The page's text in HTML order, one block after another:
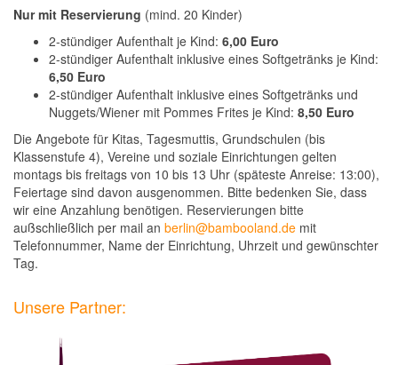
Nur mit Reservierung (mind. 20 Kinder)
2-stündiger Aufenthalt je Kind: 6,00 Euro
2-stündiger Aufenthalt inklusive eines Softgetränks je Kind:
6,50 Euro
2-stündiger Aufenthalt inklusive eines Softgetränks und
Nuggets/Wiener mit Pommes Frites je Kind: 8,50 Euro
Die Angebote für Kitas, Tagesmuttis, Grundschulen (bis
Klassenstufe 4), Vereine und soziale Einrichtungen gelten
montags bis freitags von 10 bis 13 Uhr (späteste Anreise: 13:00),
Feiertage sind davon ausgenommen. Bitte bedenken Sie, dass
wir eine Anzahlung benötigen. Reservierungen bitte
außschließlich per mail an berlin@bambooland.de mit
Telefonnummer, Name der Einrichtung, Uhrzeit und gewünschter
Tag.
Unsere Partner: